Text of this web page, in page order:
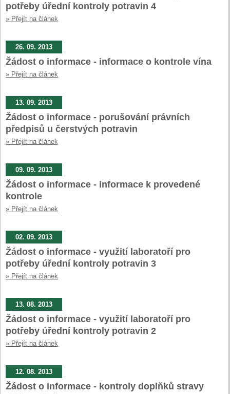
potřeby úřední kontroly potravin 4
» Přejít na článek
26. 09. 2013
Žádost o informace - informace o kontrole vína
» Přejít na článek
13. 09. 2013
Žádost o informace - porušování právních
předpisů u čerstvých potravin
» Přejít na článek
09. 09. 2013
Žádost o informace - informace k provedené
kontrole
» Přejít na článek
02. 09. 2013
Žádost o informace - využití laboratoří pro
potřeby úřední kontroly potravin 3
» Přejít na článek
13. 08. 2013
Žádost o informace - využití laboratoří pro
potřeby úřední kontroly potravin 2
» Přejít na článek
12. 08. 2013
Žádost o informace - kontroly doplňků stravy